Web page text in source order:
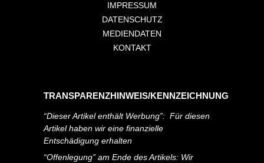
IMPRESSUM
DATENSCHUTZ
MEDIENDATEN
KONTAKT
TRANSPARENZHINWEIS/KENNZEICHNUNG
“Dieser Artikel enthält Werbung”: Für diesen
Artikel haben wir eine finanzielle
Entschädigung erhalten
“Offenlegung” am Ende des Artikels: Wir